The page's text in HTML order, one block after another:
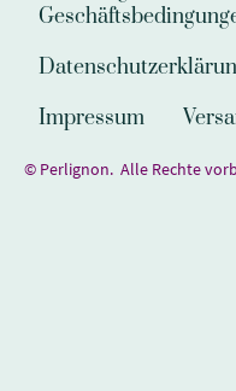
Impressum
© Perlignon. Alle Rechte